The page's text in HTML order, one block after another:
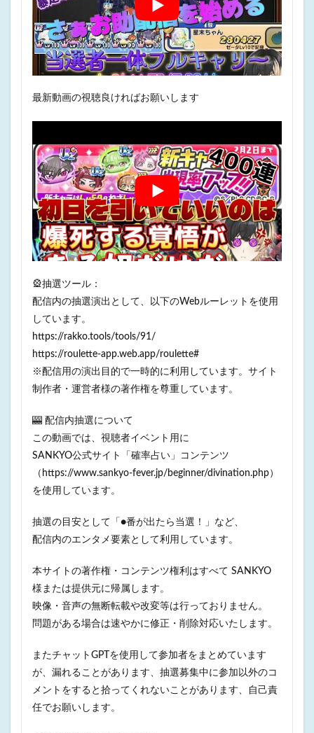
最新動画の視聴良ければお願いします
🎡抽選ツール：
配信内の抽選演出として、以下のWebルーレットを使用
しています。
https://rakko.tools/tools/91/
https://roulette-app.web.app/roulette#
※配信用の演出目的で一時的に利用しています。サイト
制作者・運営者様の著作権を尊重しています。
🎰 配信内抽選について
この動画では、視聴者イベント用に
SANKYO公式サイト「確率占い」コンテンツ
（https://www.sankyo-fever.jp/beginner/divination.php）
を使用しています。
抽選の目安として「●番が出たら当選！」など、
配信内のエンタメ要素として利用しています。
本サイトの著作権・コンテンツ権利はすべて SANKYO
様または提供元に帰属します。
映像・音声の無断転載や改変等は行っておりません。
問題がある場合は速やかに修正・削除対応いたします。
またチャットGPTを使用して参加者をまとめています
が、漏れることがあります、抽選募集中に参加以外のコ
メントをすると拾ってくれないことがあります、自己責
任でお願いします。